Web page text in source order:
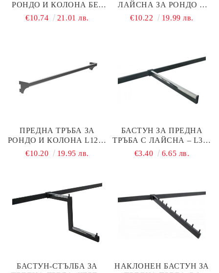
РОНДО И КОЛОНА БЕЗ
ЛАЙСНА 1000 ММ
€10.74 21.01 лв.
ЛАЙСНА ЗА РОНДО И
КОЛОНА L900 ММ
€10.22 19.99 лв.
ПРЕДНА ТРЪБА ЗА
РОНДО И КОЛОНА L1200
ММ ЧЕРЕН МАТ
€10.20 19.95 лв.
БАСТУН ЗА ПРЕДНА
ТРЪБА С ЛАЙСНА – L350
ММ, ЧЕРЕН
€3.40 6.65 лв.
БАСТУН-СТЪЛБА ЗА
НАКЛОНЕН БАСТУН ЗА